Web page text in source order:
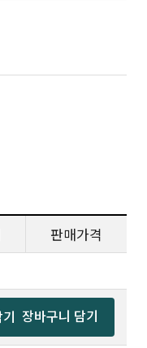
판매가격
장바구니 담기